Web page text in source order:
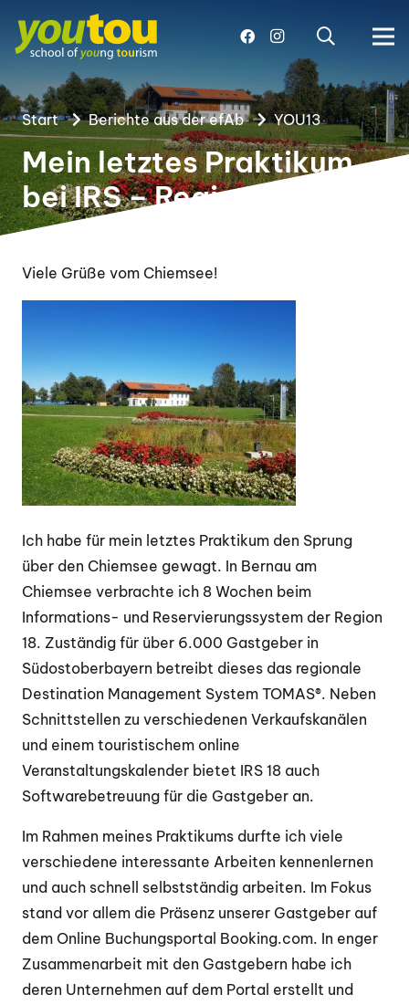
Start Berichte aus der efAb YOU13
Mein letztes Praktikum
bei IRS – Region 18 e. V.
Viele Grüße vom Chiemsee!
Ich habe für mein letztes Praktikum den Sprung
über den Chiemsee gewagt. In Bernau am
Chiemsee verbrachte ich 8 Wochen beim
Informations- und Reservierungssystem der Region
18. Zuständig für über 6.000 Gastgeber in
Südostoberbayern betreibt dieses das regionale
Destination Management System TOMAS®. Neben
Schnittstellen zu verschiedenen Verkaufskanälen
und einem touristischem online
Veranstaltungskalender bietet IRS 18 auch
Softwarebetreuung für die Gastgeber an.
Im Rahmen meines Praktikums durfte ich viele
verschiedene interessante Arbeiten kennenlernen
und auch schnell selbstständig arbeiten. Im Fokus
stand vor allem die Präsenz unserer Gastgeber auf
dem Online Buchungsportal Booking.com. In enger
Zusammenarbeit mit den Gastgebern habe ich
deren Unternehmen auf dem Portal erstellt und